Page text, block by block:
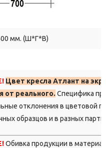
мм. (Ш*Г*В)
Цвет кресла Атлант на
от реального. Специфика
отклонения в цветовой
образцов и в разных
Обивка продукции в